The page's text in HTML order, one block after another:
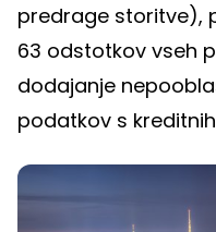
predrage storitve),
63 odstotkov vseh
dodajanje
podatkov s